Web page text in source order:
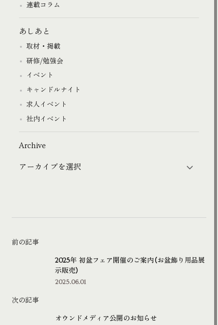
連載コラム
あしあと
取材・掲載
研修/勉強会
イベント
キャンドルナイト
求人イベント
社内イベント
Archive
前の記事
2025年 初盆フェア開催のご案内（お盆飾り用品展
示販売）
2025.06.01
次の記事
オウンドメディア公開のお知らせ